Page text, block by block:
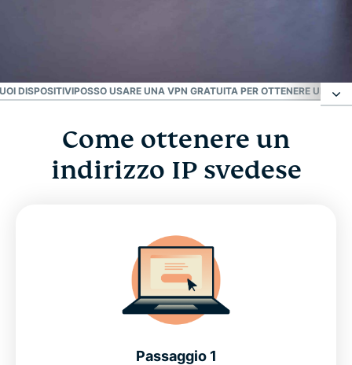
DISPOSITIVIPOSSO USARE UNA VPN GRATUITA PER OTTENERE UN
Come ottenere un indirizzo IP svedese
Perché utilizzare un server VPN per la Svezia?
Scopri perché ExpressVPN è la migliore VPN per la
Scarica una VPN svedese per tutti i tuoi dispositivi
Posso usare una VPN gratuita per ottenere un
Come ottenere un
indirizzo IP svedese
Passaggio 1